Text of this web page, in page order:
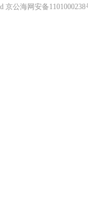
京公海网安备